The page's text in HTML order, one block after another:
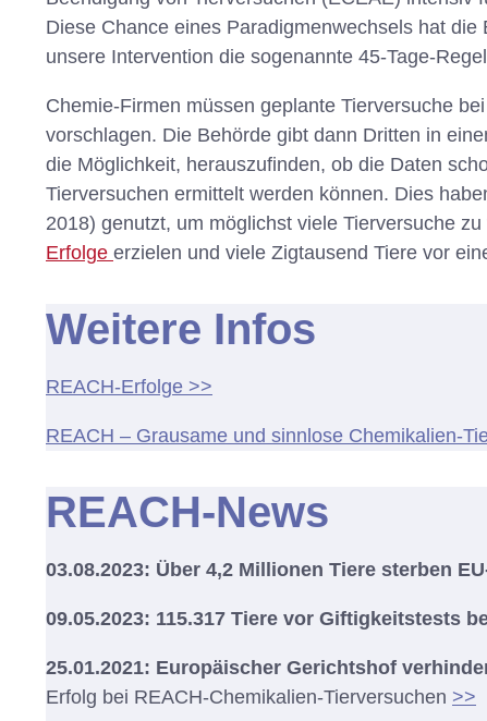
Diese Chance eines Paradigmenwechsels hat
unsere Intervention die sogenannte 45-Tage-
Chemie-Firmen müssen geplante Tierversuche
vorschlagen. Die Behörde gibt dann Dritten in
die Möglichkeit, herauszufinden, ob die Daten
Tierversuchen ermittelt werden können. Dies
2018) genutzt, um möglichst viele Tierversuche
Erfolge erzielen und viele Zigtausend Tiere vor
Weitere Infos
REACH-Erfolge >>
REACH – Grausame und sinnlose Chemikalien-
REACH-News
03.08.2023: Über 4,2 Millionen Tiere sterben
09.05.2023: 115.317 Tiere vor Giftigkeitstests
25.01.2021: Europäischer Gerichtshof
Erfolg bei REACH-Chemikalien-Tierversuchen >>